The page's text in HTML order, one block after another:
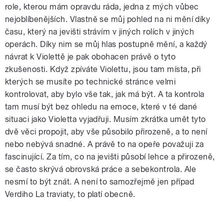
role, kterou mám opravdu ráda, jedna z mých vůbec
nejoblíbenějších. Vlastně se můj pohled na ni mění díky
času, který na jevišti strávím v jiných rolích v jiných
operách. Díky nim se můj hlas postupně mění, a každý
návrat k Violettě je pak obohacen právě o tyto
zkušenosti. Když zpíváte Violettu, jsou tam místa, při
kterých se musíte po technické stránce velmi
kontrolovat, aby bylo vše tak, jak má být. A ta kontrola
tam musí být bez ohledu na emoce, které v té dané
situaci jako Violetta vyjadřuji. Musím zkrátka umět tyto
dvě věci propojit, aby vše působilo přirozeně, a to není
nebo nebývá snadné. A právě to na opeře považuji za
fascinující. Za tím, co na jevišti působí lehce a přirozeně,
se často skrývá obrovská práce a sebekontrola. Ale
nesmí to být znát. A není to samozřejmě jen případ
Verdiho La traviaty, to platí obecně.